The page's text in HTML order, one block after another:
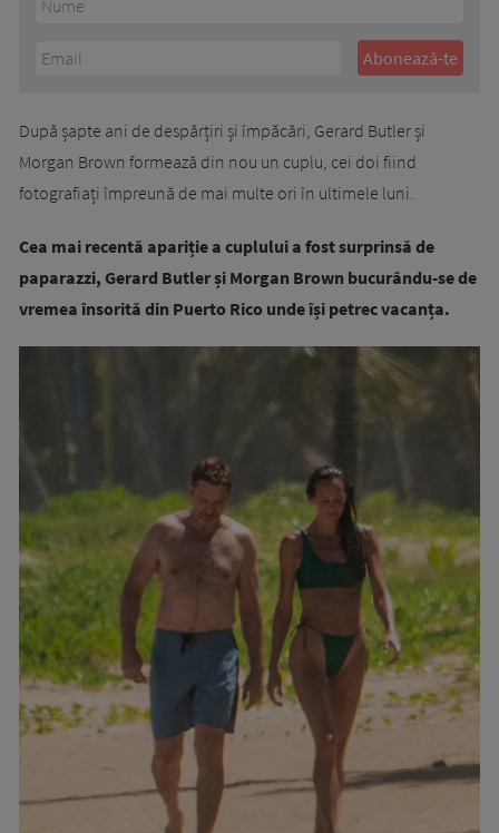
După șapte ani de despărțiri și împăcări, Gerard Butler și
Morgan Brown formează din nou un cuplu, cei doi fiind
fotografiați împreună de mai multe ori în ultimele luni.
Cea mai recentă apariție a cuplului a fost surprinsă de
paparazzi, Gerard Butler și Morgan Brown bucurându-se de
vremea însorită din Puerto Rico unde își petrec vacanța.